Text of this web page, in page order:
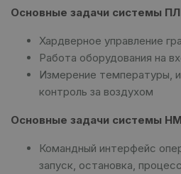
Основные задачи системы
Хардверное управление
Работа оборудования на
Измерение температуры,
контроль за воздухом
Основные задачи системы
Командный интерфейс
запуск, остановка,